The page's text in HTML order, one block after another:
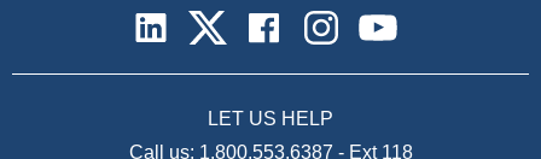
LET US HELP
Call us: 1.800.553.6387 - Ext 118